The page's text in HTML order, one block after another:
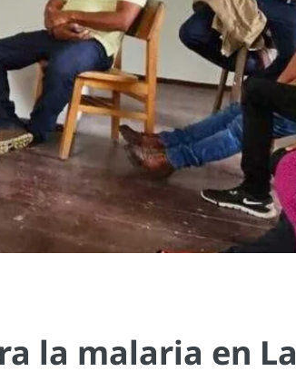
la malaria en La